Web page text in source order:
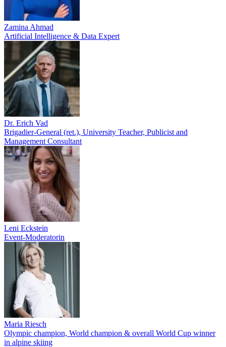
Zamina Ahmad
Artificial Intelligence & Data Expert
Dr. Erich Vad
Brigadier-General (ret.), University Teacher, Publicist and
Management Consultant
Leni Eckstein
Event-Moderatorin
Maria Riesch
Olympic champion, World champion & overall World Cup winner
in alpine skiing